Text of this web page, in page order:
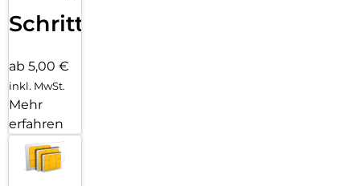
Schritten
ab 5,00 €
inkl. MwSt.
Mehr
erfahren